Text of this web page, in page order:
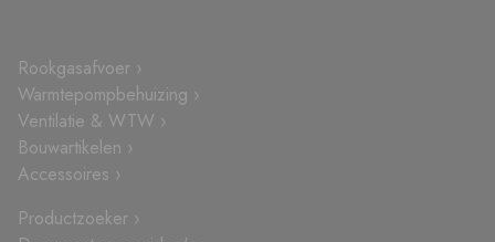
Rookgasafvoer ›
Warmtepompbehuizing ›
Ventilatie & WTW ›
Bouwartikelen ›
Accessoires ›
Productzoeker ›